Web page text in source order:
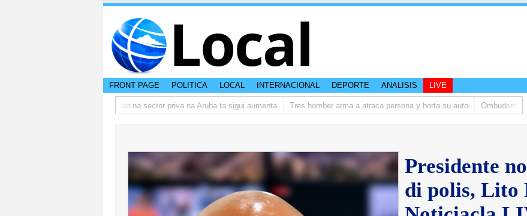
Local
FRONT PAGE POLITICA LOCAL INTERNACIONAL DEPORTE ANALISIS LIVE
Prestamonan na sector priva na Aruba ta sigui aumenta Tres homber arma a atraca persona y horta su auto Ombudsman ta
Presidente
di polis, Lito